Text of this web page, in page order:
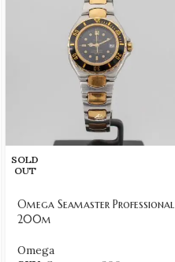
SOLD
OUT
Omega Seamaster Professional
200m
Omega